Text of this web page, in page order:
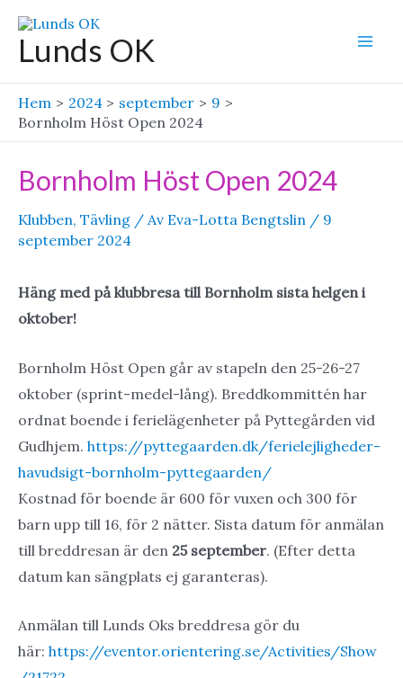
Hoppa
innehåll
Lunds OK
Hem 2024 september
9
Bornholm Höst Open 2024
Bornholm Höst Open 2024
Klubben, Tävling / Av Eva-Lotta Bengtslin / 9
september 2024
Häng med på klubbresa till Bornholm sista helgen i
oktober!
Bornholm Höst Open går av stapeln den 25-26-27
oktober (sprint-medel-lång). Breddkommittén har
ordnat boende i ferielägenheter på Pyttegården vid
Gudhjem. https://pyttegaarden.dk/ferielejligheder-
havudsigt-bornholm-pyttegaarden/
Kostnad för boende är 600 för vuxen och 300 för
barn upp till 16, för 2 nätter. Sista datum för anmälan
till breddresan är den 25 september. (Efter detta
datum kan sängplats ej garanteras).
Anmälan till Lunds Oks breddresa gör du
här: https://eventor.orientering.se/Activities/Show